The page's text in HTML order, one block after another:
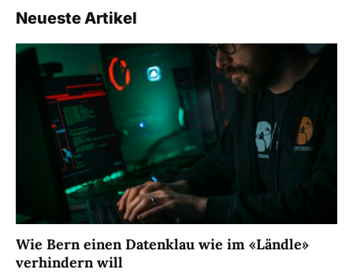
Neueste Artikel
Wie Bern einen Datenklau wie im «Ländle»
verhindern will